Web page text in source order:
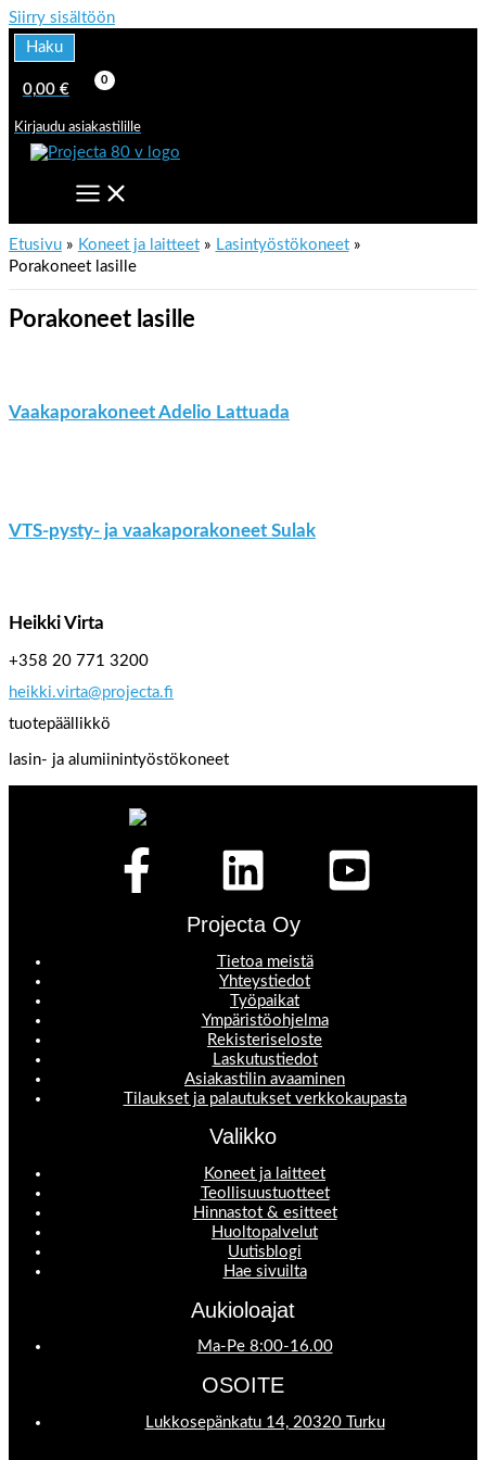
Siirry sisältöön
Haku
0,00 €
Kirjaudu asiakastilille
Etusivu Koneet ja laitteet
Lasintyöstökoneet
Porakoneet lasille
Porakoneet lasille
Vaakaporakoneet Adelio Lattuada
VTS-pysty- ja vaakaporakoneet Sulak
Heikki Virta
+358 20 771 3200
heikki.virta@projecta.fi
tuotepäällikkö
lasin- ja alumiinintyöstökoneet
Projecta Oy
Tietoa meistä
Yhteystiedot
Työpaikat
Ympäristöohjelma
Rekisteriseloste
Laskutustiedot
Asiakastilin avaaminen
Tilaukset ja palautukset verkkokaupasta
Valikko
Koneet ja laitteet
Teollisuustuotteet
Hinnastot & esitteet
Huoltopalvelut
Uutisblogi
Hae sivuilta
Aukioloajat
Ma-Pe 8:00-16.00
OSOITE
Lukkosepänkatu 14, 20320 Turku